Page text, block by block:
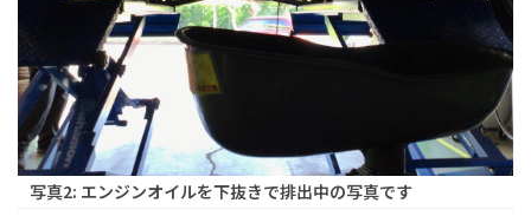
写真2: エンジンオイルを下抜きで排出中の写真です